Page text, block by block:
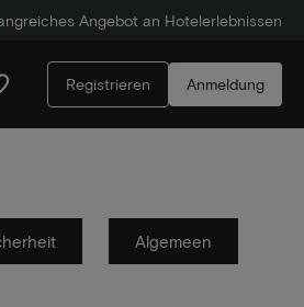
Angebot an Hotelerlebnissen
Registrieren Anmeldung
Algemeen